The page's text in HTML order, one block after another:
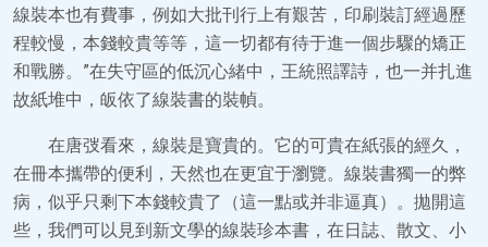
線裝本也有費事，例如大批刊行上有艱苦，印刷裝訂經過歷
程較慢，本錢較貴等等，這一切都有待于進一個步驟的矯正
和戰勝。”在失守區的低沉心緒中，王統照譯詩，也一并扎進
故紙堆中，皈依了線裝書的裝幀。
在唐弢看來，線裝是寶貴的。它的可貴在紙張的經久，
在冊本攜帶的便利，天然也在更宜于瀏覽。線裝書獨一的弊
病，似乎只剩下本錢較貴了（這一點或并非逼真）。拋開這
些，我們可以見到新文學的線裝珍本書，在日誌、散文、小